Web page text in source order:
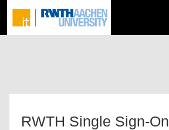
RWTH Single Sign-On